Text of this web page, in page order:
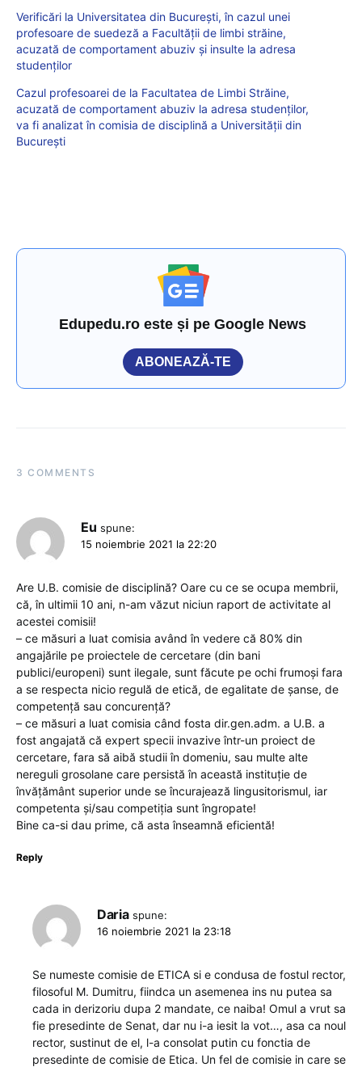
Verificări la Universitatea din București, în cazul unei
profesoare de suedeză a Facultății de limbi străine,
acuzată de comportament abuziv și insulte la adresa
studenților
Cazul profesoarei de la Facultatea de Limbi Străine,
acuzată de comportament abuziv la adresa studenților,
va fi analizat în comisia de disciplină a Universității din
București
Edupedu.ro este și pe Google News
ABONEAZĂ-TE
3 COMMENTS
Eu spune:
15 noiembrie 2021 la 22:20
Are U.B. comisie de disciplină? Oare cu ce se ocupa membrii,
că, în ultimii 10 ani, n-am văzut niciun raport de activitate al
acestei comisii!
– ce măsuri a luat comisia având în vedere că 80% din
angajările pe proiectele de cercetare (din bani
publici/europeni) sunt ilegale, sunt făcute pe ochi frumoși fara
a se respecta nicio regulă de etică, de egalitate de șanse, de
competență sau concurență?
– ce măsuri a luat comisia când fosta dir.gen.adm. a U.B. a
fost angajată că expert specii invazive într-un proiect de
cercetare, fara să aibă studii în domeniu, sau multe alte
nereguli grosolane care persistă în această instituție de
învățământ superior unde se încurajează lingusitorismul, iar
competenta și/sau competiția sunt îngropate!
Bine ca-si dau prime, că asta înseamnă eficientă!
Reply
Daria spune:
16 noiembrie 2021 la 23:18
Se numeste comisie de ETICA si e condusa de fostul rector,
filosoful M. Dumitru, fiindca un asemenea ins nu putea sa
cada in derizoriu dupa 2 mandate, ce naiba! Omul a vrut sa
fie presedinte de Senat, dar nu i-a iesit la vot…, asa ca noul
rector, sustinut de el, l-a consolat putin cu fonctia de
presedinte de comisie de Etica. Un fel de comisie in care se